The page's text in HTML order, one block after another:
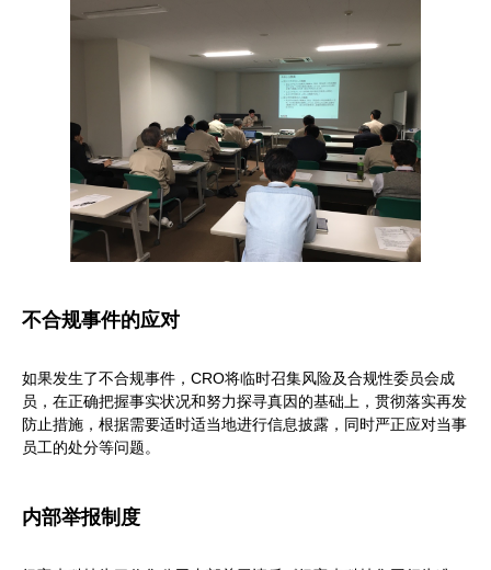
不合规事件的应对
如果发生了不合规事件，CRO将临时召集风险及合规性委员会成
员，在正确把握事实状况和努力探寻真因的基础上，贯彻落实再发
防止措施，根据需要适时适当地进行信息披露，同时严正应对当事
员工的处分等问题。
内部举报制度